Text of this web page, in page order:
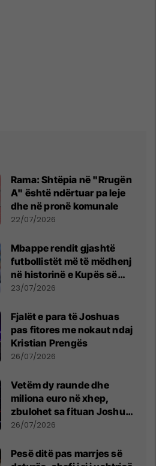
Rama: Shtëpia në "Rrugën
A" është ndërtuar pa leje
dhe në pronë komunale
22/07/2026
Mbappe rendit gjashtë
futbollistët më të mëdhenj
në historinë e Kupës së
Botës, Messi mbetet i dyti
23/07/2026
Fjalët e para të Joshuas
pas fitores me nokaut ndaj
Kristian Prengës
26/07/2026
Vetëm dy raunde dhe
miliona euro në xhep,
zbulohet sa fituan Joshua
e Prenga
26/07/2026
Pesë ditë pas marrjes së